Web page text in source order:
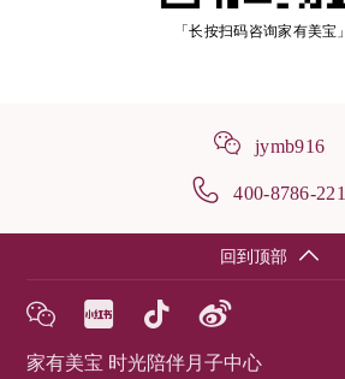
「长按扫码咨询家有美宝」
jymb916
400-8786-221
回到顶部
家有美宝 时光陪伴月子中心